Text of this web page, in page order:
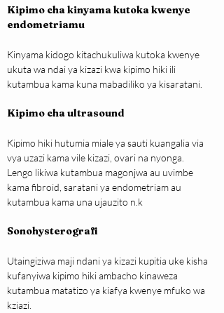
Kipimo cha kinyama kutoka kwenye
endometriamu
Kinyama kidogo kitachukuliwa kutoka kwenye
ukuta wa ndai ya kizazi kwa kipimo hiki ili
kutambua kama kuna mabadiliko ya kisaratani.
Kipimo cha ultrasound
Kipimo hiki hutumia miale ya sauti kuangalia via
vya uzazi kama vile kizazi, ovari na nyonga.
Lengo likiwa kutambua magonjwa au uvimbe
kama fibroid, saratani ya endometriam au
kutambua kama una ujauzito n.k
Sonohysterografi
Utaingiziwa maji ndani ya kizazi kupitia uke kisha
kufanyiwa kipimo hiki ambacho kinaweza
kutambua matatizo ya kiafya kwenye mfuko wa
kziazi.